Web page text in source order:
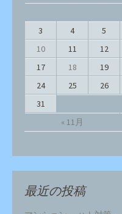
« 11月
3
4 5
10
11 12
17
18 19
24
25 26
31
最近の投稿